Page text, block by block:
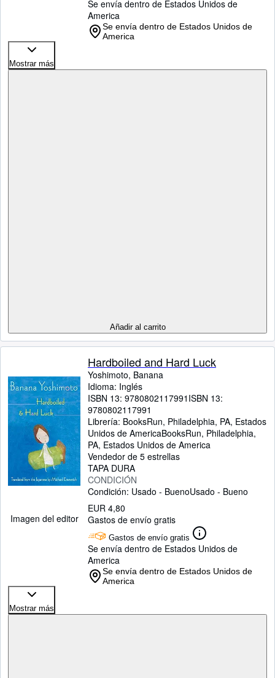
Se envía dentro de Estados Unidos de
America
Se envía dentro de Estados Unidos de
America
Mostrar más
Añadir al carrito
Imagen del editor
Hardboiled and Hard Luck
Yoshimoto, Banana
Idioma: Inglés
ISBN 13: 9780802117991 ISBN 13:
9780802117991
Librería: BooksRun, Philadelphia, PA, Estados
Unidos de AmericaBooksRun, Philadelphia,
PA, Estados Unidos de America
Vendedor de 5 estrellas
TAPA DURA
CONDICIÓN
Condición: Usado - BuenoUsado - Bueno
EUR 4,80
Gastos de envío gratis
Gastos de envío gratis
Se envía dentro de Estados Unidos de
America
Se envía dentro de Estados Unidos de
America
Mostrar más